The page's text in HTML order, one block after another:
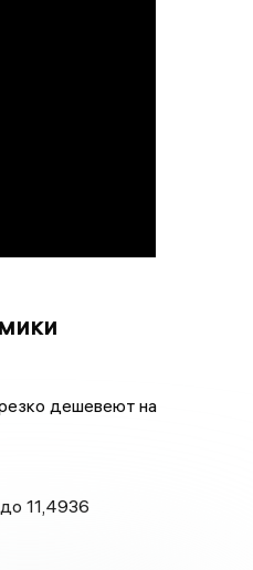
дешевеют на
11,4936